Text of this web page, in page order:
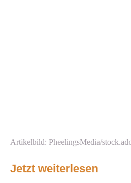
Artikelbild: PheelingsMedia/
Jetzt weiterlesen